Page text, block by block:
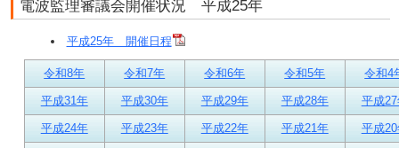
電波監理審議会開催状況 平成25年
平成25年 開催日程
令和8年 令和7年 令和6年 令和5年 令和4
平成31年 平成30年 平成29年 平成28年 平成
平成24年 平成23年 平成22年 平成21年 平成